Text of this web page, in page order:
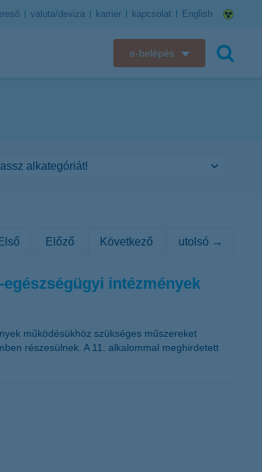
valuta/deviza karrier kapcsolat English
e-belépés
K&H token megújítás
Előző Következő utolsó →
intézmények
működésükhöz szükséges műszereket
részesülnek. A 11. alkalommal meghirdetett